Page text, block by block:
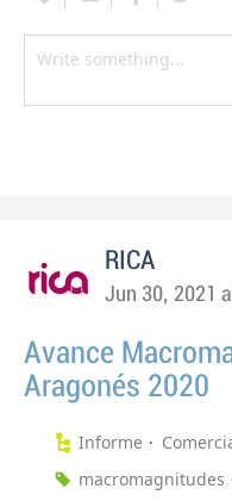
RICA
Jun 30, 2021
Avance
Aragonés 2020
Informe
macromagnitudes